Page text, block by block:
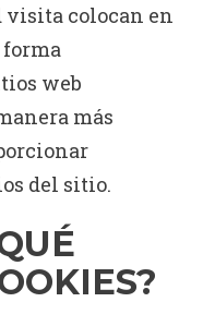
visita colocan en
forma
web
más
del sitio.